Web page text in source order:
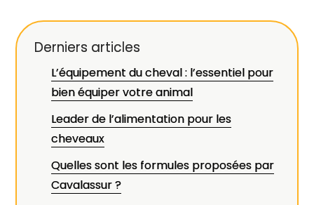
Derniers articles
L’équipement du cheval : l’essentiel pour
bien équiper votre animal
Leader de l’alimentation pour les
cheveaux
Quelles sont les formules proposées par
Cavalassur ?